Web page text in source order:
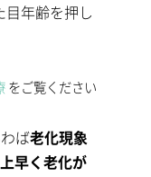
年齢を押し
をご覧ください
ば老化現象
早く老化が